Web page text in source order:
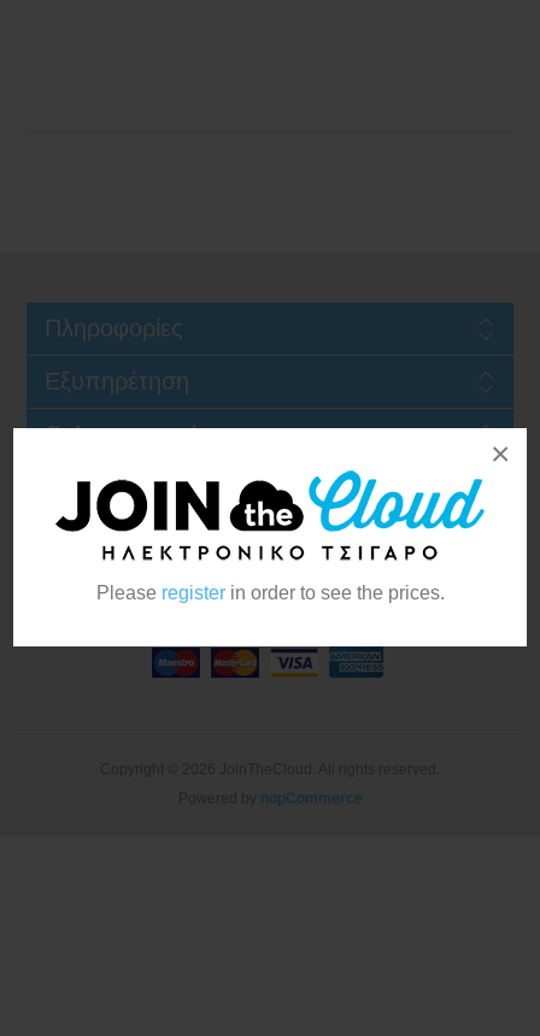
Please registerin order to see the prices.
×
Πληροφορίες
Εξυπηρέτηση
Ο Λογαριασμός μου
Newsletter
nopCommerce